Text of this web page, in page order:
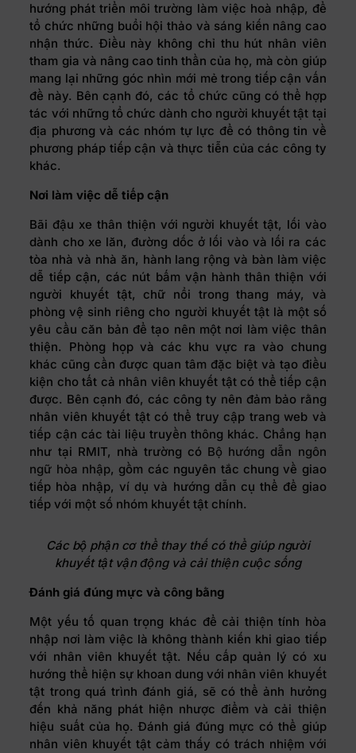
hướng phát triển môi trường làm việc hoà nhập, để
tổ chức những buổi hội thảo và sáng kiến nâng cao
nhận thức. Điều này không chỉ thu hút nhân viên
tham gia và nâng cao tinh thần của họ, mà còn giúp
mang lại những góc nhìn mới mẻ trong tiếp cận vấn
đề này. Bên cạnh đó, các tổ chức cũng có thể hợp
tác với những tổ chức dành cho người khuyết tật tại
địa phương và các nhóm tự lực để có thông tin về
phương pháp tiếp cận và thực tiễn của các công ty
khác.
Nơi làm việc dễ tiếp cận
Bãi đậu xe thân thiện với người khuyết tật, lối vào
dành cho xe lăn, đường dốc ở lối vào và lối ra các
tòa nhà và nhà ăn, hành lang rộng và bàn làm việc
dễ tiếp cận, các nút bấm vận hành thân thiện với
người khuyết tật, chữ nổi trong thang máy, và
phòng vệ sinh riêng cho người khuyết tật là một số
yêu cầu căn bản để tạo nên một nơi làm việc thân
thiện. Phòng họp và các khu vực ra vào chung
khác cũng cần được quan tâm đặc biệt và tạo điều
kiện cho tất cả nhân viên khuyết tật có thể tiếp cận
được. Bên cạnh đó, các công ty nên đảm bảo rằng
nhân viên khuyết tật có thể truy cập trang web và
tiếp cận các tài liệu truyền thông khác. Chẳng hạn
như tại RMIT, nhà trường có Bộ hướng dẫn ngôn
ngữ hòa nhập, gồm các nguyên tắc chung về giao
tiếp hòa nhập, ví dụ và hướng dẫn cụ thể để giao
tiếp với một số nhóm khuyết tật chính.
Các bộ phận cơ thể thay thế có thể giúp người
khuyết tật vận động và cải thiện cuộc sống
Đánh giá đúng mực và công bằng
Một yếu tố quan trọng khác để cải thiện tính hòa
nhập nơi làm việc là không thành kiến khi giao tiếp
với nhân viên khuyết tật. Nếu cấp quản lý có xu
hướng thể hiện sự khoan dung với nhân viên khuyết
tật trong quá trình đánh giá, sẽ có thể ảnh hưởng
đến khả năng phát hiện nhược điểm và cải thiện
hiệu suất của họ. Đánh giá đúng mực có thể giúp
nhân viên khuyết tật cảm thấy có trách nhiệm với